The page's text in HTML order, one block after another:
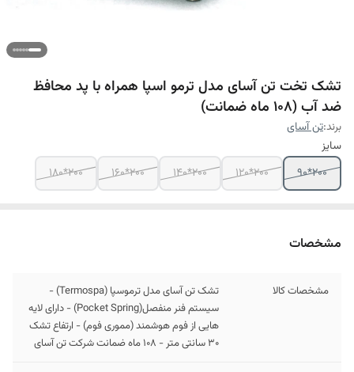
تشک تخت تن آسای مدل ترمو اسپا همراه با پد محافظ
ضد آب (108 ماه ضمانت)
برند:تن آسای
سایز
200*90
200*120
200*140
200*160
200*180
مشخصات
مشخصات کالا
تشک تن آسای مدل ترموسپا (Termospa) -
سیستم فنر منفصل(Pocket Spring) - دارای لایه
هایی از فوم هوشمند (مموری فوم) - ارتفاع تشک
30 سانتی متر - 108 ماه ضمانت شرکت تن آسای